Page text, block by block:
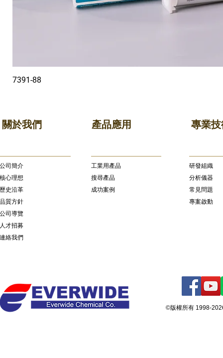
7391-88
關於我們 產品應用 專業
公司簡介
核心理想
歷史沿革
品質方針
公司導覽
人才招募
連絡我們
​工業用產品
搜尋產品
成功案例
研發組織
分析儀器
常見問題
專案啟動
©版權所有 1998-